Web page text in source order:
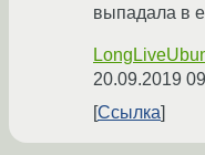
выпадала в
20.09.2019
Ссылка